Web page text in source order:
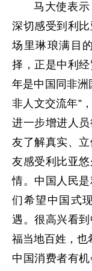
马大使表
深切感受到利
场里琳琅满目
择，正是中利
年是中国同非洲
非人文交流年”
进一步增进人
友了解真实、
友感受利比亚
情。中国人民
们希望中国式
遇。很高兴看
福当地百姓，也
中国消费者有